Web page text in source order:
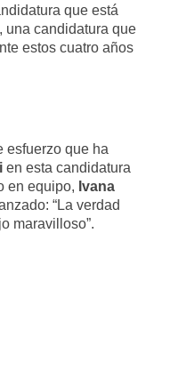
que está
una candidatura que
estos cuatro años
esfuerzo que ha
en esta candidatura
en equipo, Ivana
“La verdad
maravilloso”.